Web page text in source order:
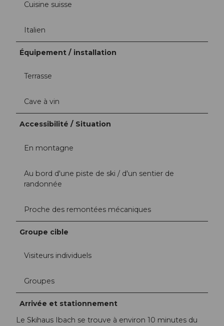
Cuisine suisse
Italien
Équipement / installation
Terrasse
Cave à vin
Accessibilité / Situation
En montagne
Au bord d'une piste de ski / d'un sentier de
randonnée
Proche des remontées mécaniques
Groupe cible
Visiteurs individuels
Groupes
Arrivée et stationnement
Le Skihaus Ibach se trouve à environ 10 minutes du